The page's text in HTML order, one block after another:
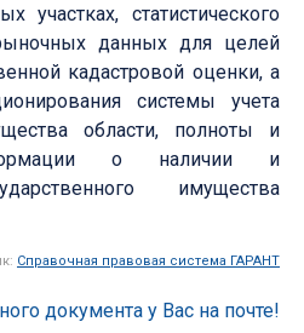
участках, статистического
данных для целей
кадастровой оценки, а
системы учета
области, полноты и
о наличии и
имущества
Справочная правовая система ГАРАНТ